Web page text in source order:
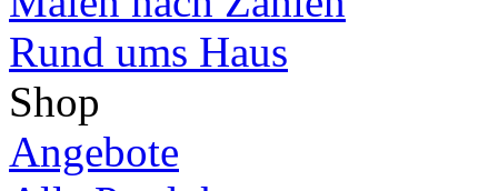
Rund ums Haus
Shop
Angebote